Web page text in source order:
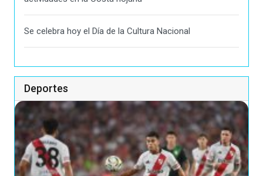
Se celebra hoy el Día de la Cultura Nacional
Deportes